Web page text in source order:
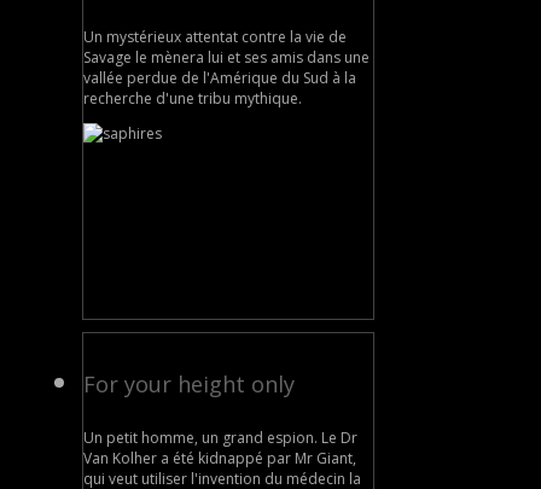
Un mystérieux attentat contre la vie de
Savage le mènera lui et ses amis dans une
vallée perdue de l'Amérique du Sud à la
recherche d'une tribu mythique.
For your height only
Un petit homme, un grand espion. Le Dr
Van Kolher a été kidnappé par Mr Giant,
qui veut utiliser l'invention du médecin la